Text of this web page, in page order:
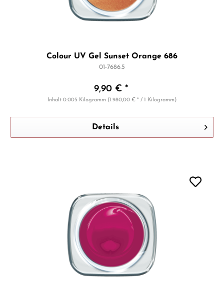
Colour UV Gel Sunset Orange 686
01-7686.5
9,90 € *
Inhalt0.005 Kilogramm (1.980,00 € * / 1 Kilogramm)
Details